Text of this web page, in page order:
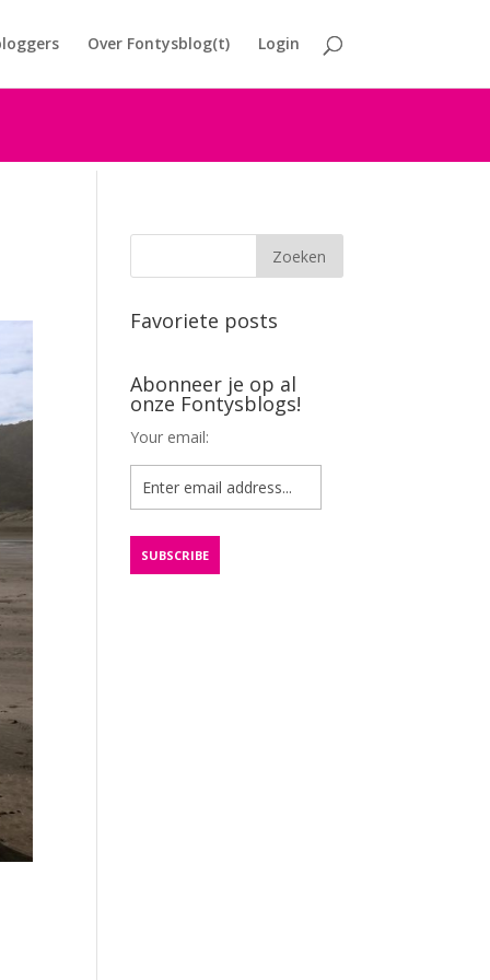
Over Fontysblog(t) Login
Favoriete posts
Abonneer je op al
onze Fontysblogs!
Your email: